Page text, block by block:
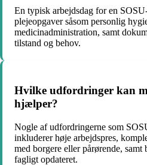
En typisk arbejdsdag for en
plejeopgaver såsom personlig
medicinadministration, samt
tilstand og behov.
Hvilke udfordringer kan
hjælper?
Nogle af udfordringerne som
inkluderer høje arbejdspres,
med borgere eller pårørende,
fagligt opdateret.